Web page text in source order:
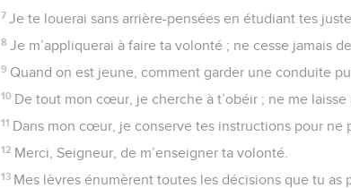
7 Je te louerai sans arrière-pensées en étudiant tes
8 Je m’appliquerai à faire ta volonté ; ne cesse jamais
9 Quand on est jeune, comment garder une conduite
10 De tout mon cœur, je cherche à t’obéir ; ne me
11 Dans mon cœur, je conserve tes instructions pour ne
12 Merci, Seigneur, de m’enseigner ta volonté.
13 Mes lèvres énumèrent toutes les décisions que tu as